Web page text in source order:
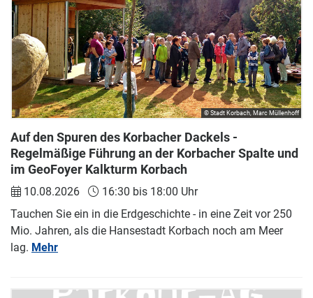
Auf den Spuren des Korbacher Dackels -
Regelmäßige Führung an der Korbacher Spalte und
im GeoFoyer Kalkturm Korbach
10.08.2026
16:30 bis 18:00 Uhr
Tauchen Sie ein in die Erdgeschichte - in eine Zeit vor 250
Mio. Jahren, als die Hansestadt Korbach noch am Meer
lag. Mehr
© Stadt Korbach, Marc Müllenhoff